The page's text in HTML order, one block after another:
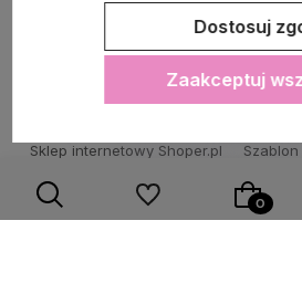
Sklep internetowy Shoper.pl
Dostosuj
Zaakceptuj